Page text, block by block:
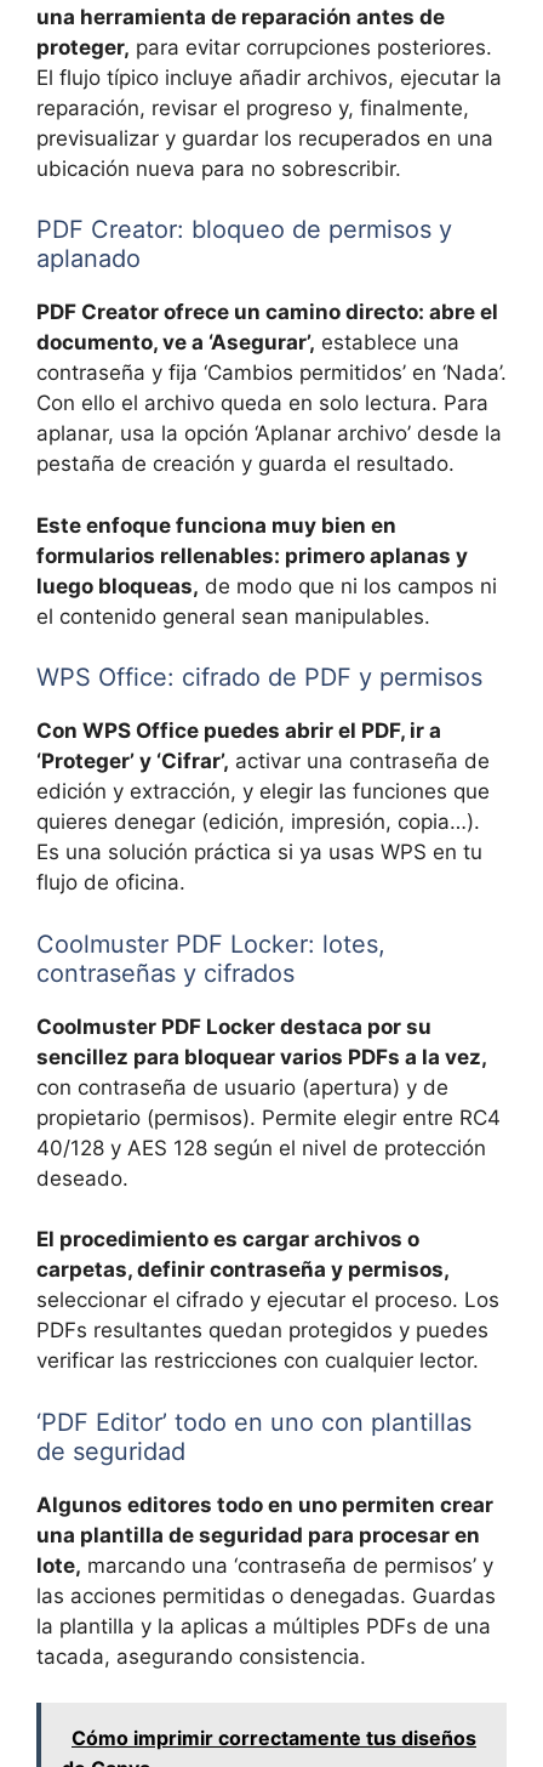
una herramienta de reparación antes de
proteger, para evitar corrupciones posteriores.
El flujo típico incluye añadir archivos, ejecutar la
reparación, revisar el progreso y, finalmente,
previsualizar y guardar los recuperados en una
ubicación nueva para no sobrescribir.
PDF Creator: bloqueo de permisos y
aplanado
PDF Creator ofrece un camino directo: abre el
documento, ve a ‘Asegurar’, establece una
contraseña y fija ‘Cambios permitidos’ en ‘Nada’.
Con ello el archivo queda en solo lectura. Para
aplanar, usa la opción ‘Aplanar archivo’ desde la
pestaña de creación y guarda el resultado.
Este enfoque funciona muy bien en
formularios rellenables: primero aplanas y
luego bloqueas, de modo que ni los campos ni
el contenido general sean manipulables.
WPS Office: cifrado de PDF y permisos
Con WPS Office puedes abrir el PDF, ir a
‘Proteger’ y ‘Cifrar’, activar una contraseña de
edición y extracción, y elegir las funciones que
quieres denegar (edición, impresión, copia…).
Es una solución práctica si ya usas WPS en tu
flujo de oficina.
Coolmuster PDF Locker: lotes,
contraseñas y cifrados
Coolmuster PDF Locker destaca por su
sencillez para bloquear varios PDFs a la vez,
con contraseña de usuario (apertura) y de
propietario (permisos). Permite elegir entre RC4
40/128 y AES 128 según el nivel de protección
deseado.
El procedimiento es cargar archivos o
carpetas, definir contraseña y permisos,
seleccionar el cifrado y ejecutar el proceso. Los
PDFs resultantes quedan protegidos y puedes
verificar las restricciones con cualquier lector.
‘PDF Editor’ todo en uno con plantillas
de seguridad
Algunos editores todo en uno permiten crear
una plantilla de seguridad para procesar en
lote, marcando una ‘contraseña de permisos’ y
las acciones permitidas o denegadas. Guardas
la plantilla y la aplicas a múltiples PDFs de una
tacada, asegurando consistencia.
Cómo imprimir correctamente tus diseños